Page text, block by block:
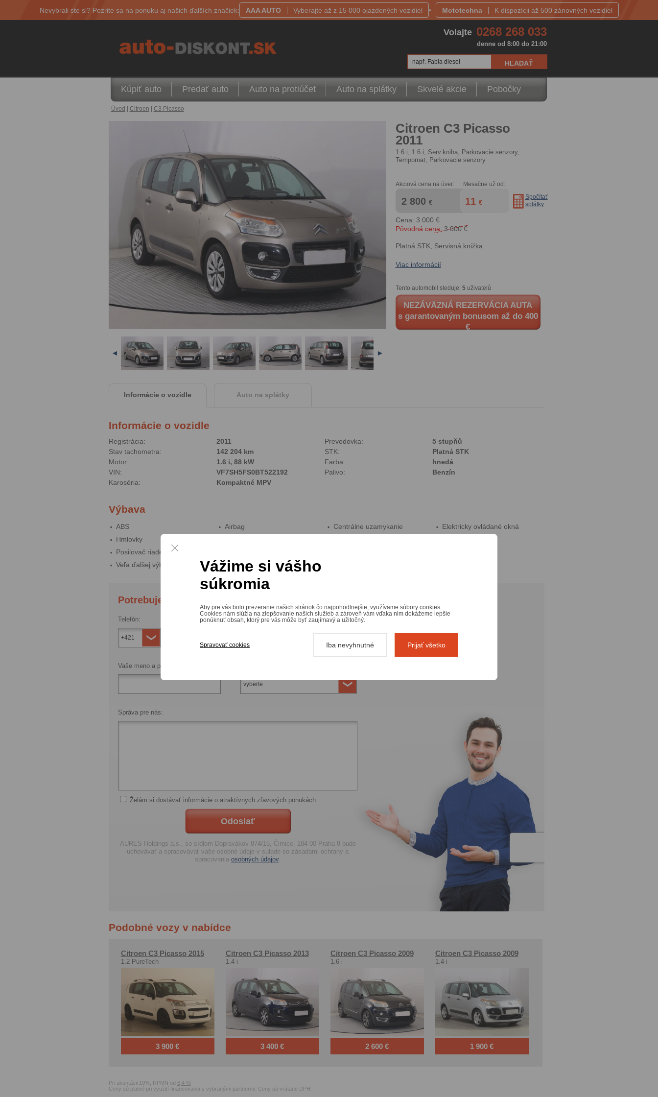
Nevybrali ste si? Pozrite sa na ponuku aj našich ďalších značiek: AAA AUTO Vyberajte až z 15 000 ojazdených vozidiel Mototechna K dispozícii až 500 zánovných vozidiel
např. Fabia diesel
Úvod Citroen C3 Picasso
Citroen C3 Picasso
2011
1.6 i, 1.6 i, Serv.kniha, Parkovacie senzory,
Tempomat, Parkovacie senzory
Akciová cena na úver:
2 800 €
Mesačne už od:
11 €
Spočítať
splátky
Cena: 3 000 €
Pôvodná cena:3 000 €
Platná STK , Servisná knižka
Viac informácií
Tento automobil sleduje: 5 uživatelů
NEZÁVÄZNÁ REZERVÁCIA AUTA
s garantovaným bonusom až do 400
€
◄ ►
Informácie o vozidle Auto na splátky
Informácie o vozidle
Registrácia: 2011 Prevodovka:
5 stupňů
Stav tachometra:
142 204 km STK:
Platná STK
Motor:
1.6 i, 88 kW Farba:
hnedá
VIN:
VF7SH5FS0BT522192 Palivo:
Benzín
Karoséria:
Kompaktné MPV
Výbava
ABS
Hmlovky
Posilovač riadenia
Veľa ďalšej výbavy
Airbag
Virtuálny kokpit
Centrálne uzamykanie
Elektricky ovládané okná
Podobné vozy v nabídce
Citroen C3 Picasso2015
1.2 PureTech
3 900 €
Citroen C3 Picasso2013
1.4 i
3 400 €
Citroen C3 Picasso2009
1.6 i
2 600 €
Citroen C3 Picasso2009
1.4 i
1 900 €
Pri akontácii 10%, RPMN od 6,4 %
Ceny sú platné pri využití financovania s vybranými partnermi. Ceny sú vrátane DPH.
Kúpiť auto Predať auto Auto na protiúčet Auto na splátky Skvelé akcie Pobočky
Volajte 0268 268 033
denne od 8:00 do 21:00
Vážime si vášho
súkromia
Aby pre vás bolo prezeranie našich stránok čo najpohodlnejšie, využívame súbory cookies.
Cookies nám slúžia na zlepšovanie našich služieb a zároveň vám vďaka nim dokážeme lepšie
ponúknuť obsah, ktorý pre vás môže byť zaujímavý a užitočný.
Spravovať cookies Iba nevyhnutné Prijať všetko